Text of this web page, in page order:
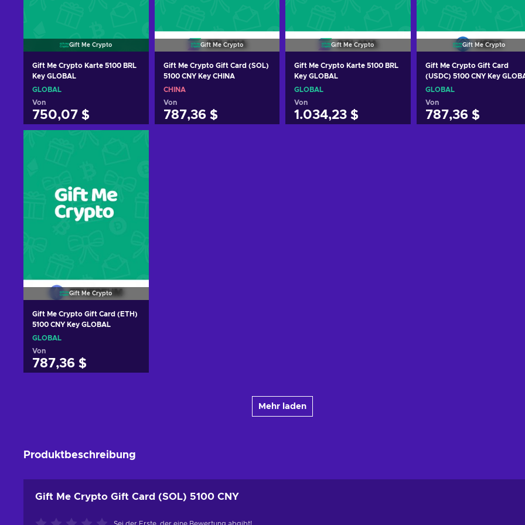
Gift Me Crypto
Gift Me Crypto Karte 5100 BRL
Key GLOBAL
GLOBAL
Von
750,07 $
Angebote ansehen
Gift Me Crypto
Gift Me Crypto Gift Card (SOL)
5100 CNY Key CHINA
CHINA
Von
787,36 $
Gift Me Crypto
Gift Me Crypto Karte 5100 BRL
Key GLOBAL
GLOBAL
Von
1.034,23 $
Gift Me Crypto
Gift Me Crypto Gift Card
(USDC) 5100 CNY Key
GLOBAL
Von
787,36 $
Gift Me Crypto
Gift Me Crypto Gift Card (ETH)
5100 CNY Key GLOBAL
GLOBAL
Von
787,36 $
Mehr laden
Produktbeschreibung
Gift Me Crypto Gift Card (SOL) 5100 CNY